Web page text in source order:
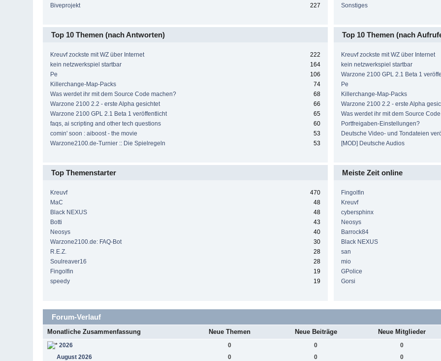
Biveprojekt
227
Sonstiges
Top 10 Themen (nach Antworten)
Kreuvf zockste mit WZ über Internet
222
kein netzwerkspiel startbar
164
Pe
106
Killerchange-Map-Packs
74
Was werdet ihr mit dem Source Code machen?
68
Warzone 2100 2.2 - erste Alpha gesichtet
66
Warzone 2100 GPL 2.1 Beta 1 veröffentlicht
65
faqs, ai scripting and other tech questions
60
comin' soon : aiboost - the movie
53
Warzone2100.de-Turnier :: Die Spielregeln
53
Top 10 Themen (nach
Kreuvf zockste mit WZ über Internet
kein netzwerkspiel startbar
Warzone 2100 GPL 2.1 Beta 1
Pe
Killerchange-Map-Packs
Warzone 2100 2.2 - erste Alpha
Was werdet ihr mit dem Source
Portfreigaben-Einstellungen?
Deutsche Video- und Tondateien
[MOD] Deutsche Audios
Top Themenstarter
Kreuvf
470
MaC
48
Black NEXUS
48
Botti
43
Neosys
40
Warzone2100.de: FAQ-Bot
30
R.E.Z.
28
Soulreaver16
28
Fingolfin
19
speedy
19
Meiste Zeit online
Fingolfin
Kreuvf
cybersphinx
Neosys
Barrock84
Black NEXUS
san
mio
GPolice
Gorsi
Forum-Verlauf
Monatliche Zusammenfassung Neue Themen Neue Beiträge Neue Mitglieder
2026 0 0
0
August 2026
0 0
0